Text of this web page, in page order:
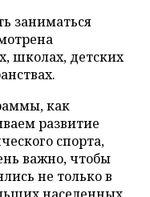
заниматься
школах, детских
как
развитие
спорта,
важно, чтобы
не только в